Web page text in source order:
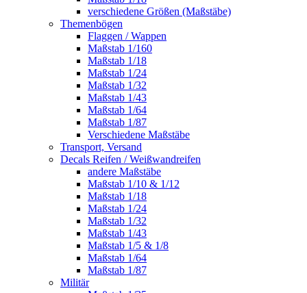
verschiedene Größen (Maßstäbe)
Themenbögen
Flaggen / Wappen
Maßstab 1/160
Maßstab 1/18
Maßstab 1/24
Maßstab 1/32
Maßstab 1/43
Maßstab 1/64
Maßstab 1/87
Verschiedene Maßstäbe
Transport, Versand
Decals Reifen / Weißwandreifen
andere Maßstäbe
Maßstab 1/10 & 1/12
Maßstab 1/18
Maßstab 1/24
Maßstab 1/32
Maßstab 1/43
Maßstab 1/5 & 1/8
Maßstab 1/64
Maßstab 1/87
Militär